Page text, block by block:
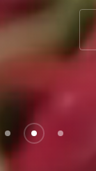
Seçenekler